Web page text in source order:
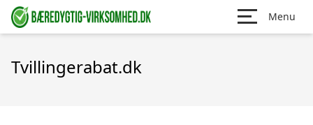
Menu
Tvillingerabat.dk